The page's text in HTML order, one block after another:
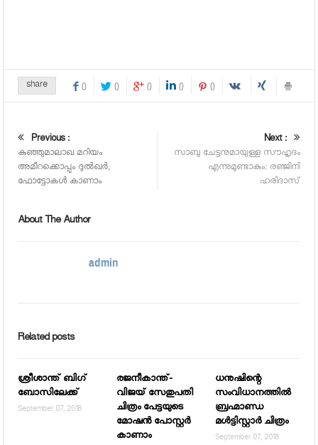
share 0 0 0 0 0
Previous :
കുഞ്ഞുമാലാഖ മറിയം
അമീറക്കൊപ്പം ദുല്‍ഖര്‍,
ഫോട്ടോകള്‍ കാണാം
Next :
സാബു ചേട്ടനുമായുള്ള സൗഹൃദം
എന്നുമുണ്ടാകും: രഞ്ജിനി
ഹരിദാസ്
About The Author
admin
Related posts
ശ്രീശാന്ത് ബിഗ്
ബോസിലേക്ക്
September 07, 2018
രജനീകാന്ത്-
വിജയ് സേതുപതി
ചിത്രം പേട്ടയുടെ
മോഷൻ പോസ്റ്റർ
കാണാം
ധനുഷിന്റെ
സംവിധാനത്തില്‍
ബ്രഹ്മാണ്ഡ
മള്‍ട്ടിസ്റ്റാര്‍ ചിത്രം
September 07, 2018